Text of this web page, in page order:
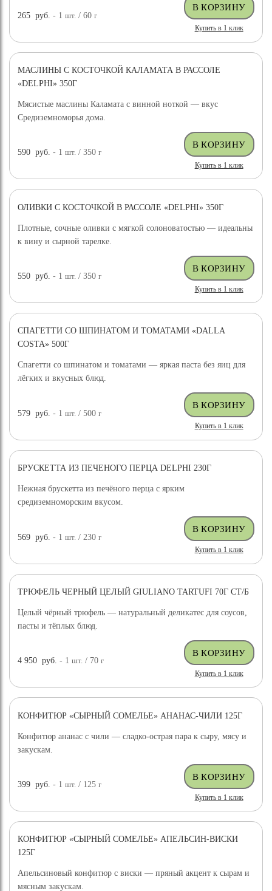
265 руб. - 1шт. / 60г
Купить в 1 клик
МАСЛИНЫ С КОСТОЧКОЙ КАЛАМАТА В РАССОЛЕ
«DELPHI» 350Г
Мясистые маслины Каламата с винной ноткой — вкус
Средиземноморья дома.
590 руб. - 1шт. / 350г
Купить в 1 клик
ОЛИВКИ С КОСТОЧКОЙ В РАССОЛЕ «DELPHI» 350Г
Плотные, сочные оливки с мягкой солоноватостью — идеальны
к вину и сырной тарелке.
550 руб. - 1шт. / 350г
Купить в 1 клик
СПАГЕТТИ СО ШПИНАТОМ И ТОМАТАМИ «DALLA
COSTA» 500Г
Спагетти со шпинатом и томатами — яркая паста без яиц для
лёгких и вкусных блюд.
579 руб. - 1шт. / 500г
Купить в 1 клик
БРУСКЕТТА ИЗ ПЕЧЕНОГО ПЕРЦА DELPHI 230Г
Нежная брускетта из печёного перца с ярким
средиземноморским вкусом.
569 руб. - 1шт. / 230г
Купить в 1 клик
ДОСТАВКА БЕСПЛАТНО
ТРЮФЕЛЬ ЧЕРНЫЙ ЦЕЛЫЙ GIULIANO TARTUFI 70Г СТ/Б
Целый чёрный трюфель — натуральный деликатес для соусов,
пасты и тёплых блюд.
4 950 руб. - 1шт. / 70г
Купить в 1 клик
КОНФИТЮР «СЫРНЫЙ СОМЕЛЬЕ» АНАНАС-ЧИЛИ 125Г
Конфитюр ананас с чили — сладко-острая пара к сыру, мясу и
закускам.
399 руб. - 1шт. / 125г
Купить в 1 клик
КОНФИТЮР «СЫРНЫЙ СОМЕЛЬЕ» АПЕЛЬСИН-ВИСКИ
125Г
Апельсиновый конфитюр с виски — пряный акцент к сырам и
мясным закускам.